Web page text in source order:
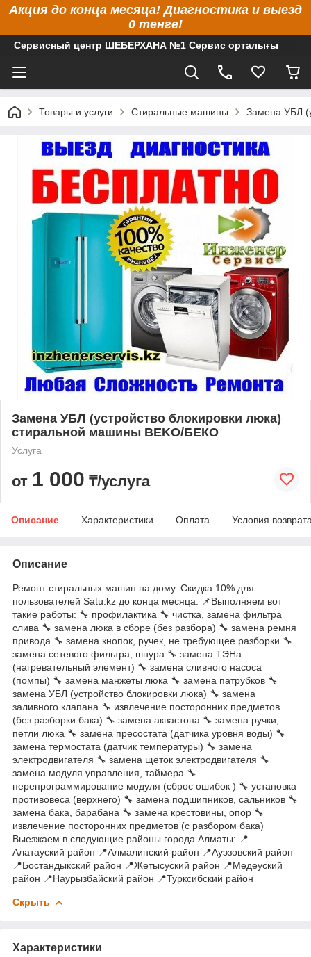
Акция до конца месяца! Диагностика и выезд
0 тенге!
Сервисный центр ШЕБЕРХАНА №1 Сервис орталығы
Товары и услуги Стиральные машины Замена УБЛ
Замена УБЛ (устройство блокировки люка)
стиральной машины BEKO/БЕКО
Услуга
от 1 000 ₸/услуга
Описание Характеристики Оплата Условия
Описание
Ремонт стиральных машин на дому. Скидка 10% для
пользователей Satu.kz до конца месяца. 📌Выполняем вот
такие работы: 🔧 профилактика 🔧 чистка, замена фильтра
слива 🔧 замена люка в сборе (без разбора) 🔧 замена ремня
привода 🔧 замена кнопок, ручек, не требующее разборки 🔧
замена сетевого фильтра, шнура 🔧 замена ТЭНа
(нагревательный элемент) 🔧 замена сливного насоса
(помпы) 🔧 замена манжеты люка 🔧 замена патрубков 🔧
замена УБЛ (устройство блокировки люка) 🔧 замена
заливного клапана 🔧 извлечение посторонних предметов
(без разборки бака) 🔧 замена аквастопа 🔧 замена ручки,
петли люка 🔧 замена пресостата (датчика уровня воды) 🔧
замена термостата (датчик температуры) 🔧 замена
электродвигателя 🔧 замена щеток электродвигателя 🔧
замена модуля управления, таймера 🔧
перепрограммирование модуля (сброс ошибок ) 🔧 установка
противовеса (верхнего) 🔧 замена подшипников, сальников 🔧
замена бака, барабана 🔧 замена крестовины, опор 🔧
извлечение посторонних предметов (с разбором бака)
Выезжаем в следующие районы города Алматы: 📍
Алатауский район 📍Алмалинский район 📍Ауэзовский район
📍Бостандыкский район 📍Жетысуский район 📍Медеуский
район 📍Наурызбайский район 📍Турксибский район
Скрыть
Характеристики